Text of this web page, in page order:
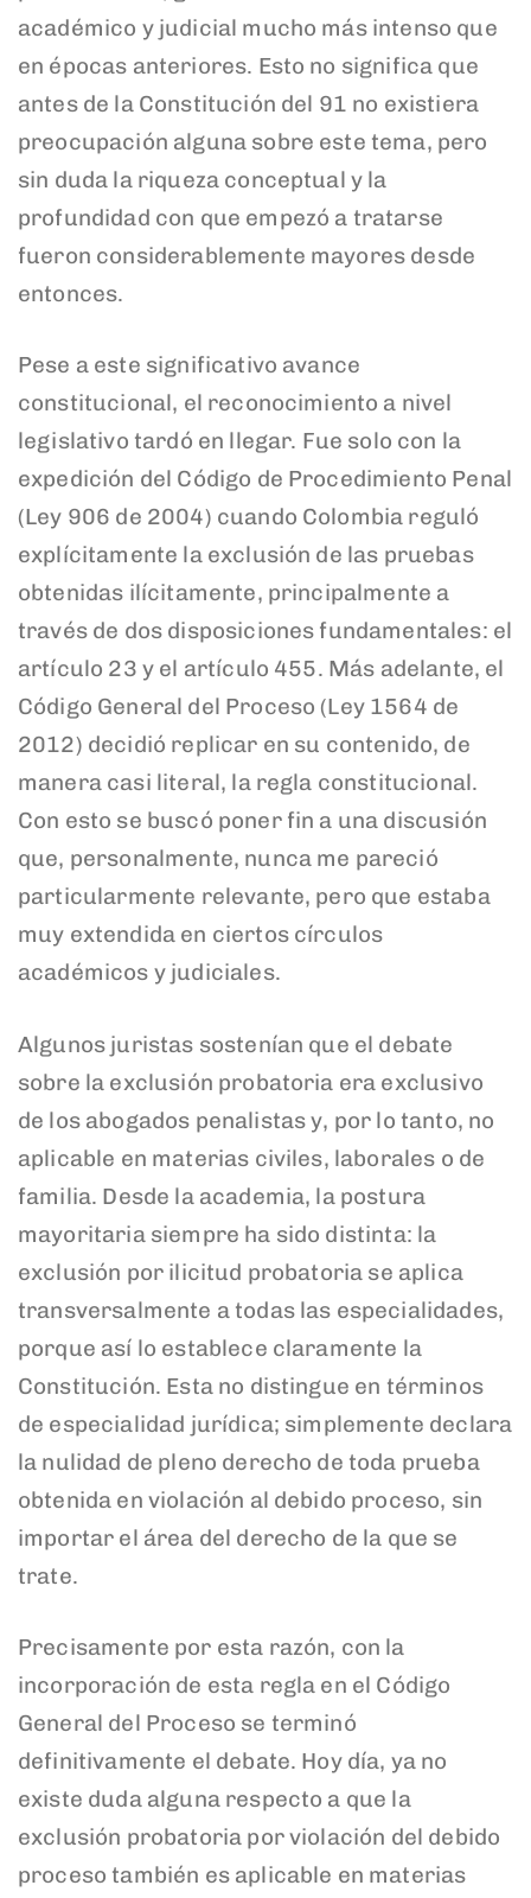
académico y judicial mucho más intenso que
en épocas anteriores. Esto no significa que
antes de la Constitución del 91 no existiera
preocupación alguna sobre este tema, pero
sin duda la riqueza conceptual y la
profundidad con que empezó a tratarse
fueron considerablemente mayores desde
entonces.
Pese a este significativo avance
constitucional, el reconocimiento a nivel
legislativo tardó en llegar. Fue solo con la
expedición del Código de Procedimiento Penal
(Ley 906 de 2004) cuando Colombia reguló
explícitamente la exclusión de las pruebas
obtenidas ilícitamente, principalmente a
través de dos disposiciones fundamentales: el
artículo 23 y el artículo 455. Más adelante, el
Código General del Proceso (Ley 1564 de
2012) decidió replicar en su contenido, de
manera casi literal, la regla constitucional.
Con esto se buscó poner fin a una discusión
que, personalmente, nunca me pareció
particularmente relevante, pero que estaba
muy extendida en ciertos círculos
académicos y judiciales.
Algunos juristas sostenían que el debate
sobre la exclusión probatoria era exclusivo
de los abogados penalistas y, por lo tanto, no
aplicable en materias civiles, laborales o de
familia. Desde la academia, la postura
mayoritaria siempre ha sido distinta: la
exclusión por ilicitud probatoria se aplica
transversalmente a todas las especialidades,
porque así lo establece claramente la
Constitución. Esta no distingue en términos
de especialidad jurídica; simplemente declara
la nulidad de pleno derecho de toda prueba
obtenida en violación al debido proceso, sin
importar el área del derecho de la que se
trate.
Precisamente por esta razón, con la
incorporación de esta regla en el Código
General del Proceso se terminó
definitivamente el debate. Hoy día, ya no
existe duda alguna respecto a que la
exclusión probatoria por violación del debido
proceso también es aplicable en materias